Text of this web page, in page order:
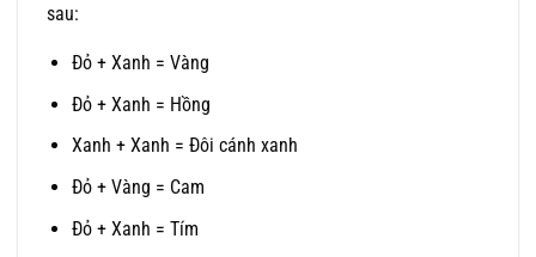
sau:
Đỏ + Xanh = Vàng
Đỏ + Xanh = Hồng
Xanh + Xanh = Đôi cánh xanh
Đỏ + Vàng = Cam
Đỏ + Xanh = Tím